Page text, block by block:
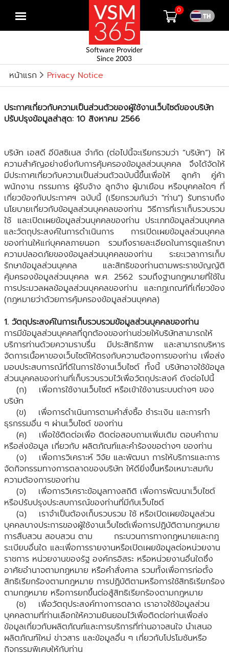
Open
Software Provider
Since 2003
0
หน้าแรก Privacy Notice
ประกาศเกี่ยวกับความเป็นส่วนตัวของผู้ใช้งานเว็บไซต์ของบริษัท
ปรับปรุงข้อมูลส่าสุด: 10 สิงหาคม 2566
บริษัท เอสดี อีบิสซิเนส จำกัด (ต่อไปนี้จะเรียกรวมว่า “บริษัท”) ให้
ความสำคัญอย่างยิ่งกับการคุ้มครองข้อมูลส่วนบุคคล จึงได้จัดให้
มีประกาศเกี่ยวกับความเป็นส่วนตัวฉบับนี้ขึ้นเพื่อให้ ลูกค้า คู่ค้า
พนักงาน กรรมการ ผู้รับจ้าง ลูกจ้าง ผู้มาเยือน หรือบุคคลใดๆ ที่
เกี่ยวข้องกับประกาศฯ ฉบับนี้ (เรียกรวมกันว่า "ท่าน") รับทราบถึง
นโยบายเกี่ยวกับข้อมูลส่วนบุคคลของท่าน วิธีการที่เราเก็บรวบรวม
ใช้ และเปิดเผยข้อมูลส่วนบุคคลของท่าน ประเภทข้อมูลส่วนบุคคล
และวัตถุประสงค์ในการดำเนินการ การเปิดเผยข้อมูลส่วนบุคคล
ของท่านให้แก่บุคคลภายนอก รวมถึงรายละเอียดในการดูแลรักษา
ความปลอดภัยของข้อมูลส่วนบุคคลของท่าน ระยะเวลาการเก็บ
รักษาข้อมูลส่วนบุคคล และสิทธิของท่านตามพระราชบัญญัติ
คุ้มครองข้อมูลส่วนบุคคล พ.ศ. 2562 รวมถึงฐานกฎหมายที่ใช้ใน
การประมวลผลข้อมูลส่วนบุคคลของท่าน และกฎเกณฑ์ที่เกี่ยวข้อง
(กฎหมายว่าด้วยการคุ้มครองข้อมูลส่วนบุคคล)
1. วัตถุประสงค์ในการเก็บรวบรวมข้อมูลส่วนบุคคลของท่าน
การมีข้อมูลส่วนบุคคลที่ถูกต้องของท่านช่วยให้บริษัทสามารถให้
บริการท่านด้วยความราบรื่น มีประสิทธิภาพ และสามารถบริหาร
จัดการเนื้อหาของเว็บไซต์ให้ตรงกับความต้องการของท่าน เพื่อส่ง
มอบประสบการณ์ที่ดีในการใช้งานเว็บไซต์ ทั้งนี้ บริษัทอาจใช้ข้อมูล
ส่วนบุคคลของท่านที่เก็บรวบรวมไว้เพื่อวัตถุประสงค์ ดังต่อไปนี้
(ก) เพื่อการใช้งานเว็บไซต์ หรือเข้าใช้งานระบบต่างๆ ของ
บริษัท
(ข) เพื่อการดำเนินการตามคำสั่งซื้อ ชำระเงิน และการทำ
ธุรกรรมอื่น ๆ ผ่านเว็บไซต์ ของท่าน
(ค) เพื่อใช้ติดต่อเพื่อ ติดต่อสอบถามเพิ่มเติม ตอบคำถาม
หรือส่งข้อมูล เกี่ยวกับ ผลิตภัณฑ์และคำร้องขอต่างๆ ของท่าน
(ง) เพื่อการวิเคราะห์ วิจัย และพัฒนา การให้บริการและการ
จัดกิจกรรมทางการตลาดของบริษัท ให้ดียิ่งขึ้นหรือเหมาะสมกับ
ความต้องการของท่าน
(จ) เพื่อการวิเคราะข้อมูลทางสถิติ เพื่อการพัฒนาเว็บไซต์
หรือปรับปรุงประสบการณ์ของท่านที่มีกับเว็บไซต์
(ฉ) เราจำเป็นต้องเก็บรวบรวม ใช้ หรือเปิดเผยข้อมูลส่วน
บุคคลบางประการของผู้ใช้งานเว็บไซต์เพื่อการปฏิบัติตามกฎหมาย
การสืบสวน สอบสวน ตาม กระบวนการทางกฎหมายและกฎ
ระเบียบอื่นใด และเพื่อการรายงานหรือเปิดเผยข้อมูลต่อหน่วยงาน
ราชการ หน่วยงานของรัฐ องค์กรอิสระ หรือหน่วยงานอื่นใดซึ่ง
อาศัยอำนาจตามกฎหมาย หรือคำสั่งศาล รวมทั้งเพื่อการก่อตั้ง
สิทธิเรียกร้องตามกฎหมาย การปฏิบัติตามหรือการใช้สิทธิเรียกร้อง
ตามกฎหมาย หรือการยกขึ้นต่อสู้สิทธิเรียกร้องตามกฎหมาย
(ช) เพื่อวัตถุประสงค์ทางการตลาด เราอาจใช้ข้อมูลส่วน
บุคคลตามที่ท่านเลือกให้ความยินยอมไว้เพื่อติดต่อท่านเพื่อส่ง
ข้อมูลเกี่ยวกับผลิตภัณฑ์และการบริการที่ท่านอาจสนใจ นำเสนอ
ผลิตภัณฑ์ใหม่ ข่าวสาร และข้อมูลอื่น ๆ เกี่ยวกับโปรโมชันหรือ
กิจกรรมพิเศษให้กับท่าน